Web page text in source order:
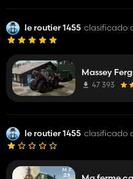
le routier 1455 clasificado
Massey
47 393
le routier 1455 clasificado